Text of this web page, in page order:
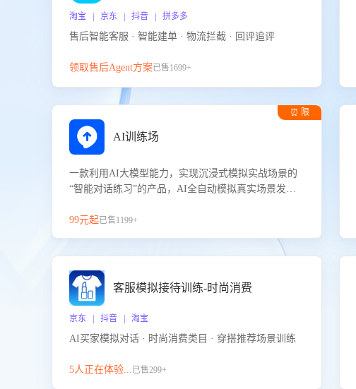
淘宝 | 京东 | 抖音 | 拼多多
售后智能客服 · 智能建单 · 物流拦截 · 回评追评
领取售后Agent方案已售1699+
⏰ 限
AI训练场
一款利用AI大模型能力，实现沉浸式模拟实战场景的
“智能对话练习”的产品，AI全自动模拟真实场景发生
提升客服团队的销服能力。
99元起已售1199+
客服模拟接待训练-时尚消费
京东 | 抖音 | 淘宝
AI买家模拟对话 · 时尚消费类目 · 穿搭推荐场景训练
5人正在体验...已售299+